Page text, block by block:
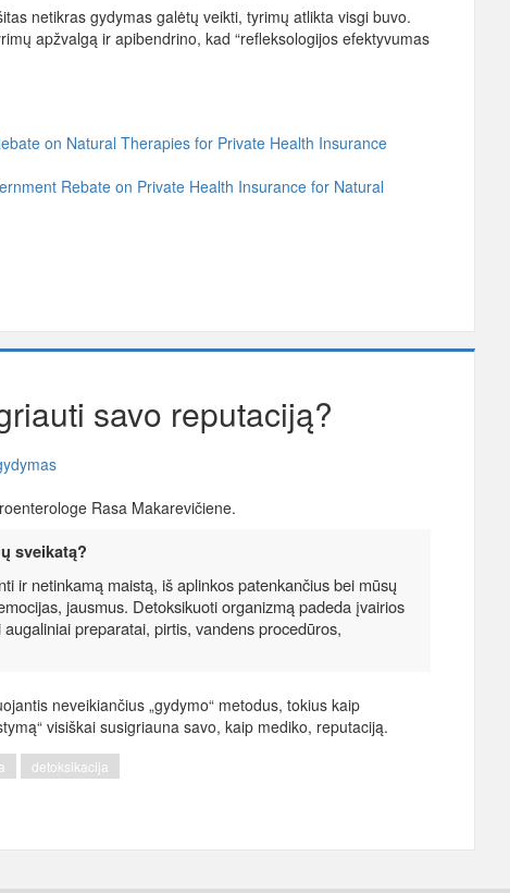
netikras gydymas galėtų veikti, tyrimų atlikta visgi buvo.
apžvalgą ir apibendrino, kad “refleksologijos efektyvumas
on Natural Therapies for Private Health Insurance
Rebate on Private Health Insurance for Natural
savo reputaciją?
Rasa Makarevičiene.
sveikatą?
ir netinkamą maistą, iš aplinkos patenkančius bei mūsų
jausmus. Detoksikuoti organizmą padeda įvairios
preparatai, pirtis, vandens procedūros,
neveikiančius „gydymo“ metodus, tokius kaip
visiškai susigriauna savo, kaip mediko, reputaciją.
detoksikacija